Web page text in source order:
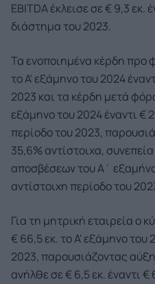
EBITDA έκλεισε σε € 9,3 εκ.
διάστημα του 2023.
Τα ενοποιημένα κέρδη προ
το Α' εξάμηνο του 2024
2023 και τα κέρδη μετά
εξάμηνο του 2024 έναντι €
περίοδο του 2023,
35,6% αντίστοιχα,
αποσβέσεων του Α΄
αντίστοιχη περίοδο του
Για τη μητρική εταιρεία ο
€ 66,5 εκ. το Α' εξάμηνο του
2023, παρουσιάζοντας
ανήλθε σε € 6,5 εκ. έναντι €